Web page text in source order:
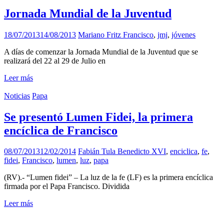
Jornada Mundial de la Juventud
18/07/201314/08/2013 Mariano Fritz Francisco, jmj, jóvenes
A días de comenzar la Jornada Mundial de la Juventud que se
realizará del 22 al 29 de Julio en
Leer más
Noticias Papa
Se presentó Lumen Fidei, la primera
encíclica de Francisco
08/07/201312/02/2014 Fabián Tula Benedicto XVI, enciclica, fe,
fidei, Francisco, lumen, luz, papa
(RV).- “Lumen fidei” – La luz de la fe (LF) es la primera encíclica
firmada por el Papa Francisco. Dividida
Leer más